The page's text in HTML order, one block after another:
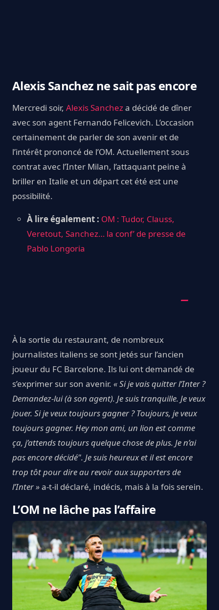
Alexis Sanchez ne sait pas encore
Mercredi soir, Alexis Sancheza décidé de dîner
avec son agent Fernando Felicevich. L’occasion
certainement de parler de son avenir et de
l’intérêt prononcé de l’OM. Actuellement sous
contrat avec l’Inter Milan, l’attaquant peine à
briller en Italie et un départ cet été est une
possibilité.
À lire également : OM : Tudor, Clauss,
Veretout, Sanchez… la conf’ de presse de
Pablo Longoria
À la sortie du restaurant, de nombreux
journalistes italiens se sont jetés sur l’ancien
joueur du FC Barcelone. Ils lui ont demandé de
s’exprimer sur son avenir. « Si je vais quitter l’Inter ?
Demandez-lui (à son agent). Je suis tranquille. Je veux
jouer. Si je veux toujours gagner ? Toujours, je veux
toujours gagner. Hey mon ami, un lion est comme
ça, j’attends toujours quelque chose de plus. Je n’ai
pas encore décidé". Je suis heureux et il est encore
trop tôt pour dire au revoir aux supporters de
l’Inter »a-t-il déclaré, indécis, mais à la fois serein.
L’OM ne lâche pas l’affaire